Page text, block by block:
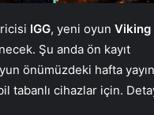
IGG, yeni oyun Viking
Şu anda ön kayıt
önümüzdeki hafta
tabanlı cihazlar için.